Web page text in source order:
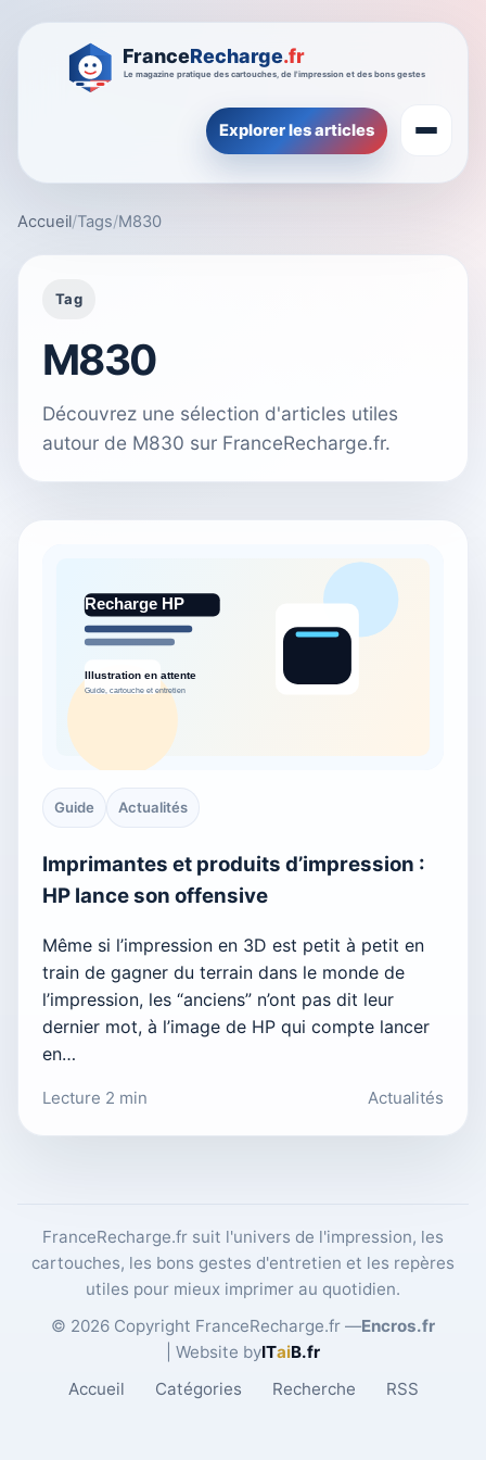
Explorer les articles
Accueil/Tags/M830
Tag
M830
Découvrez une sélection d'articles utiles
autour de M830 sur FranceRecharge.fr.
Guide Actualités
Imprimantes et produits d’impression :
HP lance son offensive
Même si l’impression en 3D est petit à petit en
train de gagner du terrain dans le monde de
l’impression, les “anciens” n’ont pas dit leur
dernier mot, à l’image de HP qui compte lancer
en…
Lecture 2 min Actualités
FranceRecharge.fr suit l'univers de l'impression, les
cartouches, les bons gestes d'entretien et les repères
utiles pour mieux imprimer au quotidien.
© 2026 Copyright FranceRecharge.fr —Encros.fr
| Website byITaiB.fr
Accueil
Catégories Recherche RSS